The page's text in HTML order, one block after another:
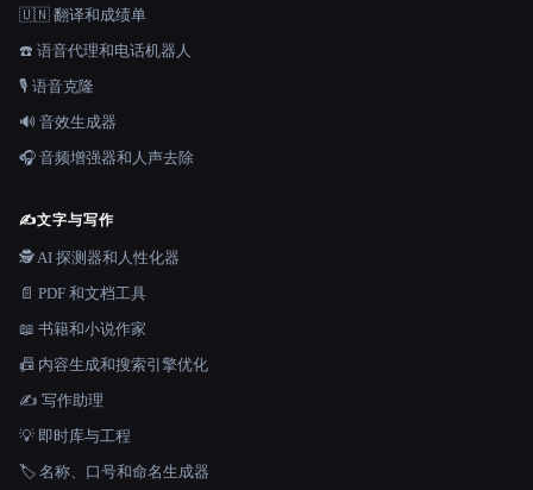
🇺🇳 翻译和成绩单
☎️ 语音代理和电话机器人
🎙️ 语音克隆
🔊 音效生成器
🎧 音频增强器和人声去除
✍️文字与写作
🕵️ AI 探测器和人性化器
📄 PDF 和文档工具
📖 书籍和小说作家
📠 内容生成和搜索引擎优化
✍️ 写作助理
💡 即时库与工程
🏷️ 名称、口号和命名生成器